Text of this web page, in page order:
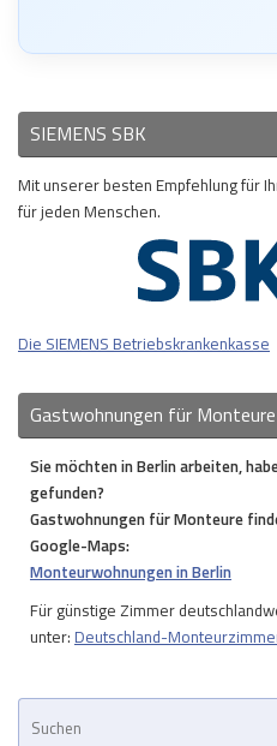
SIEMENS SBK
Mit unserer besten Empfehlung für
für jeden Menschen.
Die SIEMENS Betriebskrankenkasse
Gastwohnungen für Monteure
Sie möchten in Berlin arbeiten,
gefunden?
Gastwohnungen für Monteure
Google-Maps:
Monteurwohnungen in Berlin
Für günstige Zimmer
unter: Deutschland-